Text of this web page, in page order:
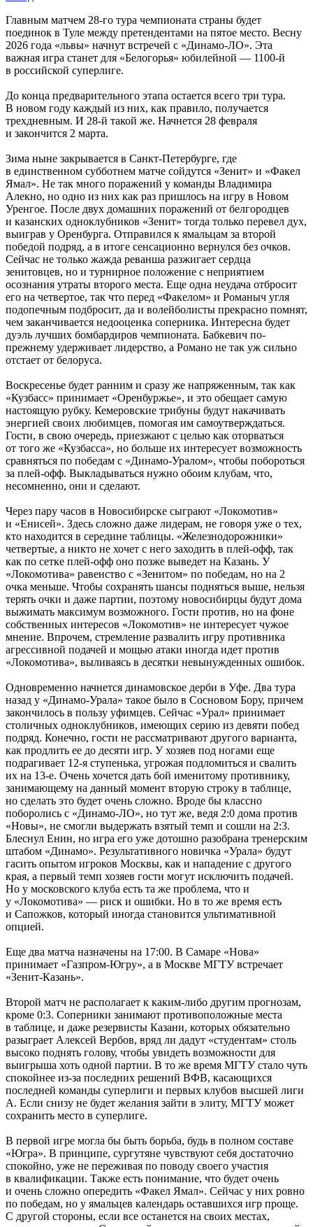
Главным матчем 28-го тура чемпионата страны будет
поединок в Туле между претендентами на пятое место. Весну
2026 года «львы» начнут встречей с «Динамо-ЛО». Эта
важная игра станет для «Белогорья» юбилейной — 1100-й
в российской суперлиге.
До конца предварительного этапа остается всего три тура.
В новом году каждый из них, как правило, получается
трехдневным. И 28-й такой же. Начнется 28 февраля
и закончится 2 марта.
Зима ныне закрывается в Санкт-Петербурге, где
в единственном субботнем матче сойдутся «Зенит» и «Факел
Ямал». Не так много поражений у команды Владимира
Алекно, но одно из них как раз пришлось на игру в Новом
Уренгое. После двух домашних поражений от белгородцев
и казанских одноклубников «Зенит» тогда только перевел дух,
выиграв у Оренбурга. Отправился к ямальцам за второй
победой подряд, а в итоге сенсационно вернулся без очков.
Сейчас не только жажда реванша разжигает сердца
зенитовцев, но и турнирное положение с неприятием
осознания утраты второго места. Еще одна неудача отбросит
его на четвертое, так что перед «Факелом» и Романыч угля
подопечным подбросит, да и волейболисты прекрасно помнят,
чем заканчивается недооценка соперника. Интересна будет
дуэль лучших бомбардиров чемпионата. Бабкевич по-
прежнему удерживает лидерство, а Романо не так уж сильно
отстает от белоруса.
Воскресенье будет ранним и сразу же напряженным, так как
«Кузбасс» принимает «Оренбуржье», и это обещает самую
настоящую рубку. Кемеровские трибуны будут накачивать
энергией своих любимцев, помогая им самоутверждаться.
Гости, в свою очередь, приезжают с целью как оторваться
от того же «Кузбасса», но больше их интересует возможность
сравняться по победам с «Динамо-Уралом», чтобы побороться
за плей-офф. Выкладываться нужно обоим клубам, что,
несомненно, они и сделают.
Через пару часов в Новосибирске сыграют «Локомотив»
и «Енисей». Здесь сложно даже лидерам, не говоря уже о тех,
кто находится в середине таблицы. «Железнодорожники»
четвертые, а никто не хочет с него заходить в плей-офф, так
как по сетке плей-офф оно позже выведет на Казань. У
«Локомотива» равенство с «Зенитом» по победам, но на 2
очка меньше. Чтобы сохранять шансы подняться выше, нельзя
терять очки и даже партии, поэтому новосибирцы будут дома
выжимать максимум возможного. Гости против, но на фоне
собственных интересов «Локомотив» не интересует чужое
мнение. Впрочем, стремление развалить игру противника
агрессивной подачей и мощью атаки иногда идет против
«Локомотива», выливаясь в десятки невынужденных ошибок.
Одновременно начнется динамовское дерби в Уфе. Два тура
назад у «Динамо-Урала» такое было в Сосновом Бору, причем
закончилось в пользу уфимцев. Сейчас «Урал» принимает
столичных одноклубников, имеющих серию из девяти побед
подряд. Конечно, гости не рассматривают другого варианта,
как продлить ее до десяти игр. У хозяев под ногами еще
подрагивает 12-я ступенька, угрожая подломиться и свалить
их на 13-е. Очень хочется дать бой именитому противнику,
занимающему на данный момент вторую строку в таблице,
но сделать это будет очень сложно. Вроде бы классно
поборолись с «Динамо-ЛО», но тут же, ведя 2:0 дома против
«Новы», не смогли выдержать взятый темп и сошли на 2:3.
Блеснул Енин, но игра его уже дотошно разобрана тренерским
штабом «Динамо». Результативного новичка «Урала» будут
гасить опытом игроков Москвы, как и нападение с другого
края, а первый темп хозяев гости могут исключить подачей.
Но у московского клуба есть та же проблема, что и
у «Локомотива» — риск и ошибки. Но в то же время есть
и Сапожков, который иногда становится ультимативной
опцией.
Еще два матча назначены на 17:00. В Самаре «Нова»
принимает «Газпром-Югру», а в Москве МГТУ встречает
«Зенит-Казань».
Второй матч не располагает к каким-либо другим прогнозам,
кроме 0:3. Соперники занимают противоположные места
в таблице, и даже резервисты Казани, которых обязательно
разыграет Алексей Вербов, вряд ли дадут «студентам» столь
высоко поднять голову, чтобы увидеть возможности для
выигрыша хоть одной партии. В то же время МГТУ стало чуть
спокойнее из-за последних решений ВФВ, касающихся
последней команды суперлиги и первых клубов высшей лиги
А. Если снизу не будет желания зайти в элиту, МГТУ может
сохранить место в суперлиге.
В первой игре могла бы быть борьба, будь в полном составе
«Югра». В принципе, сургутяне чувствуют себя достаточно
спокойно, уже не переживая по поводу своего участия
в квалификации. Также есть понимание, что будет очень
и очень сложно опередить «Факел Ямал». Сейчас у них ровно
по победам, но у ямальцев календарь оставшихся игр проще.
С другой стороны, если все останется на своих местах,